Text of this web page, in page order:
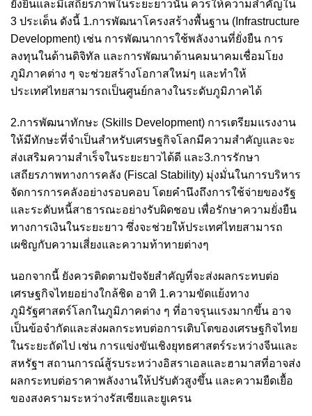
ยั่งยืนและมีเสถียรภาพในระยะยาวนั้น ควรให้ความสำคัญใน
3 ประเด็น ดังนี้ 1.การพัฒนาโครงสร้างพื้นฐาน (Infrastructure
Development) เช่น การพัฒนาการใช้พลังงานที่ยั่งยืน การ
ลงทุนในด้านดิจิทัล และการพัฒนาด้านคมนาคมเชื่อมโยง
ภูมิภาคต่าง ๆ จะช่วยสร้างโอกาสใหม่ๆ และทำให้
ประเทศไทยสามารถเป็นศูนย์กลางในระดับภูมิภาคได้
2.การพัฒนาทักษะ (Skills Development) การเตรียมแรงงาน
ให้มีทักษะที่จำเป็นสำหรับเศรษฐกิจโลกมีความสำคัญและจะ
ส่งเสริมความสำเร็จในระยะยาวได้ดี และ3.การรักษา
เสถียรภาพทางการคลัง (Fiscal Stability) มุ่งมั่นในการบริหาร
จัดการการคลังอย่างรอบคอบ โดยคำนึงถึงการใช้จ่ายของรัฐ
และระดับหนี้สาธารณะอย่างรับผิดชอบ เพื่อรักษาความยั่งยืน
ทางการเงินในระยะยาว ซึ่งจะช่วยให้ประเทศไทยสามารถ
เผชิญกับความเสี่ยงและความท้าทายต่างๆ
นอกจากนี้ ยังควรติดตามปัจจัยสำคัญที่จะส่งผลกระทบต่อ
เศรษฐกิจไทยอย่างใกล้ชิด อาทิ 1.ความขัดแย้งทาง
ภูมิรัฐศาสตร์โลกในภูมิภาคต่าง ๆ ที่อาจรุนแรงมากขึ้น อาจ
เป็นข้อจำกัดและส่งผลกระทบต่อการเติบโตของเศรษฐกิจไทย
ในระยะถัดไป เช่น การแข่งขันเชิงยุทธศาสตร์ระหว่างจีนและ
สหรัฐฯ สถานการณ์สู้รบระหว่างอิสราเอลและฮามาสที่อาจส่ง
ผลกระทบต่อราคาพลังงานให้ปรับตัวสูงขึ้น และความยืดเยื้อ
ของสงครามระหว่างรัสเซียและยูเครน